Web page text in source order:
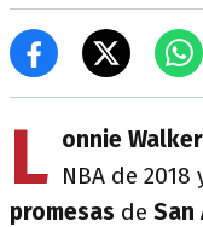
L onnie Walker
NBA de
promesas de San